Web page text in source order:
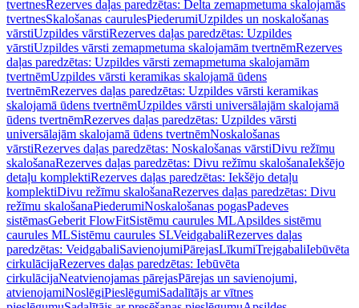
tvertnesRezerves daļas paredzētas: Delta zemapmetuma skalojamās
tvertnesSkalošanas caurulesPiederumiUzpildes un noskalošanas
vārstiUzpildes vārstiRezerves daļas paredzētas: Uzpildes
vārstiUzpildes vārsti zemapmetuma skalojamām tvertnēmRezerves
daļas paredzētas: Uzpildes vārsti zemapmetuma skalojamām
tvertnēmUzpildes vārsti keramikas skalojamā ūdens
tvertnēmRezerves daļas paredzētas: Uzpildes vārsti keramikas
skalojamā ūdens tvertnēmUzpildes vārsti universālajām skalojamā
ūdens tvertnēmRezerves daļas paredzētas: Uzpildes vārsti
universālajām skalojamā ūdens tvertnēmNoskalošanas
vārstiRezerves daļas paredzētas: Noskalošanas vārstiDivu režīmu
skalošanaRezerves daļas paredzētas: Divu režīmu skalošanaIekšējo
detaļu komplektiRezerves daļas paredzētas: Iekšējo detaļu
komplektiDivu režīmu skalošanaRezerves daļas paredzētas: Divu
režīmu skalošanaPiederumiNoskalošanas pogasPadeves
sistēmasGeberit FlowFitSistēmu caurules MLApsildes sistēmu
caurules MLSistēmu caurules SLVeidgabaliRezerves daļas
paredzētas: VeidgabaliSavienojumiPārejasLīkumiTrejgabaliIebūvēta
cirkulācijaRezerves daļas paredzētas: Iebūvēta
cirkulācijaNeatvienojamas pārejasPārejas un savienojumi,
atvienojamiNoslēgiPieslēgumiSadalītājs ar vītnes